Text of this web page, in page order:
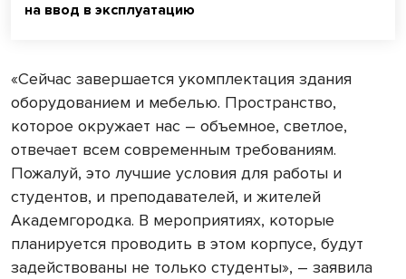
на ввод в эксплуатацию
«Сейчас завершается укомплектация здания
оборудованием и мебелью. Пространство,
которое окружает нас – объемное, светлое,
отвечает всем современным требованиям.
Пожалуй, это лучшие условия для работы и
студентов, и преподавателей, и жителей
Академгородка. В мероприятиях, которые
планируется проводить в этом корпусе, будут
задействованы не только студенты», – заявила